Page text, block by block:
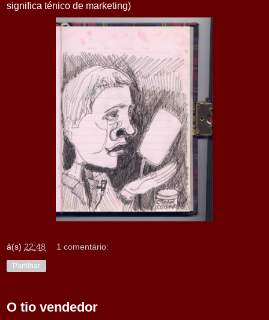
significa ténico de marketing)
à(s) 22:48 1 comentário:
Partilhar
O tio vendedor